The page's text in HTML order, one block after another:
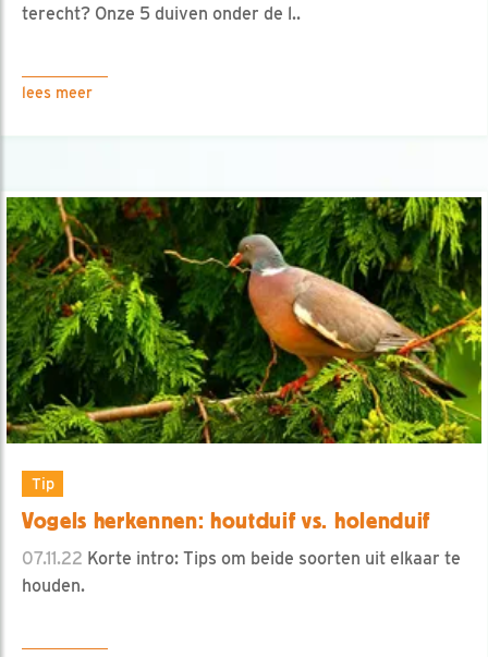
terecht? Onze 5 duiven onder de l..
lees meer
Tip
Vogels herkennen: houtduif vs. holenduif
07.11.22 Korte intro: Tips om beide soorten uit elkaar te
houden.